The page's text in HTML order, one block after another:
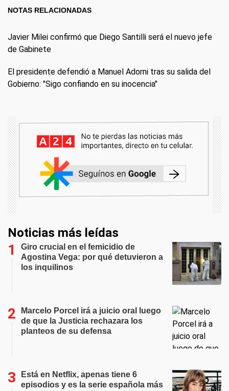
NOTAS RELACIONADAS
Javier Milei confirmó que Diego Santilli será el nuevo jefe
de Gabinete
El presidente defendió a Manuel Adorni tras su salida del
Gobierno: "Sigo confiando en su inocencia"
Noticias más leídas
Giro crucial en el femicidio de
Agostina Vega: por qué detuvieron a
los inquilinos
Marcelo Porcel irá a juicio oral luego
de que la Justicia rechazara los
planteos de su defensa
Está en Netflix, apenas tiene 6
episodios y es la serie española más